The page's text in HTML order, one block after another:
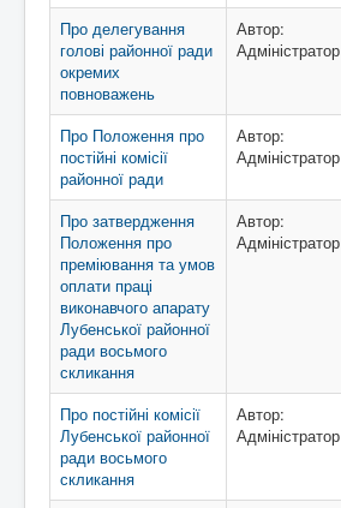
Про делегування
голові районної ради
окремих
повноважень
Автор:
Адміністратор
Про Положення про
постійні комісії
районної ради
Автор:
Адміністратор
Про затвердження
Положення про
преміювання та умов
оплати праці
виконавчого апарату
Лубенської районної
ради восьмого
скликання
Автор:
Адміністратор
Про постійні комісії
Лубенської районної
ради восьмого
скликання
Автор:
Адміністратор